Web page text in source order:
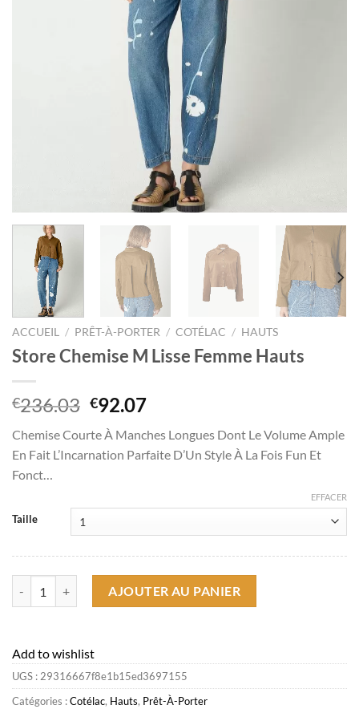
ACCUEIL / PRÊT-À-PORTER / COTÉLAC / HAUTS
Store Chemise M Lisse Femme Hauts
€236.03 Le
prix
initial
était :
€92.07Le
actuel
est :
Chemise Courte À Manches Longues Dont Le Volume Ample
En Fait L’Incarnation Parfaite D’Un Style À La Fois Fun Et
Fonct…
Taille
EFFACER
AJOUTER AU PANIER
Add to wishlist
UGS :29316667f8e1b15ed3697155
Catégories :Cotélac, Hauts, Prêt-À-Porter